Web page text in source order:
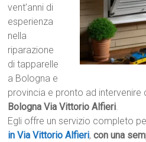
vent’anni di
esperienza
nella
riparazione
di tapparelle
a Bologna e
provincia e pronto ad
Bologna Via Vittorio Alfieri.
Egli offre un servizio completo
in Via Vittorio Alfieri, con una